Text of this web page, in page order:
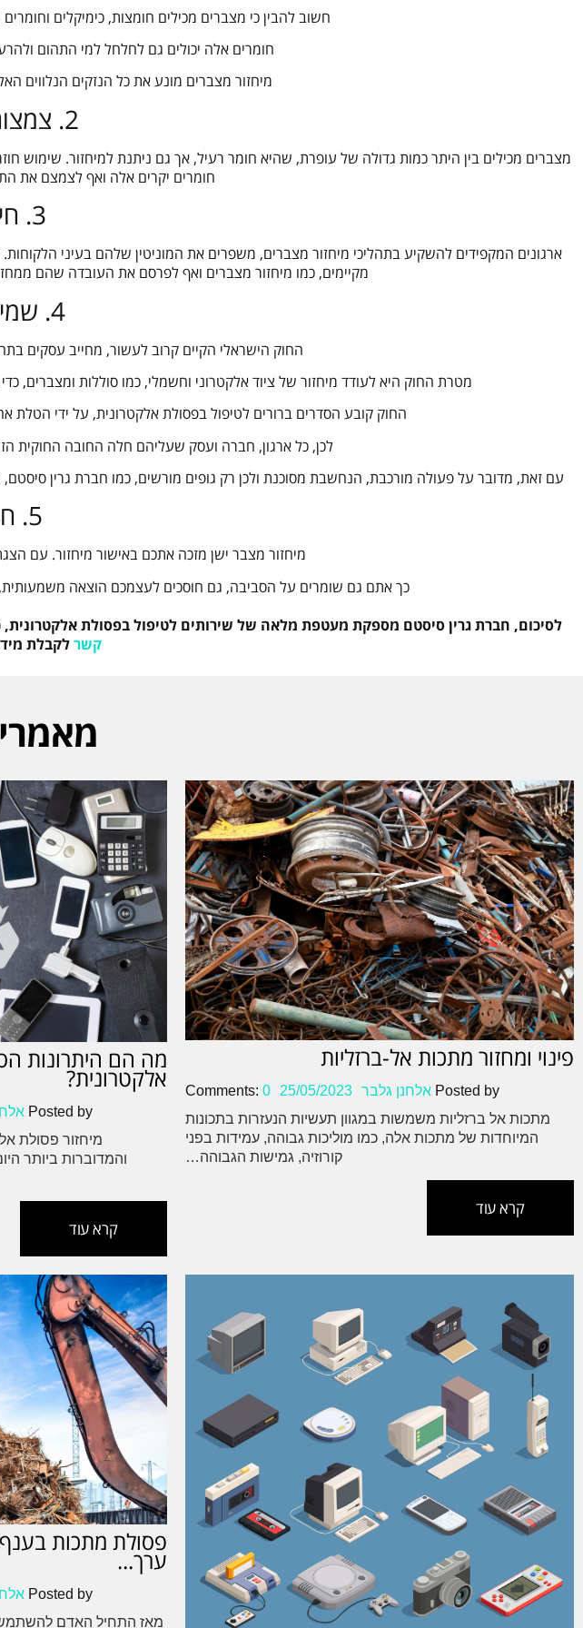
חשוב להבין כי מצברים מכילים חומצות, כימיקלים
חומרים אלה יכולים גם לחלחל למי התהום
מיחזור מצברים מונע את כל הנזקים הנלווים
2. צמצום ייצור וצריכה
מצברים מכילים בין היתר כמות גדולה של עופרת, שהיא חומר רעיל, אך גם ניתנת למיחזור. שימוש
חומרים יקרים אלה ואף לצמצם את
3. חיזוק מוניטין
ארגונים המקפידים להשקיע בתהליכי מיחזור מצברים, משפרים את המוניטין שלהם בעיני
מקיימים, כמו מיחזור מצברים ואף לפרסם את העובדה שהם
4. שמירה על החוק
החוק הישראלי הקיים קרוב לעשור, מחייב עסקים
מטרת החוק היא לעודד מיחזור של ציוד אלקטרוני וחשמלי, כמו סוללות
החוק קובע הסדרים ברורים לטיפול בפסולת אלקטרונית, על ידי הטלת
לכן, כל ארגון, חברה ועסק שעליהם חלה החובה החוקית
עם זאת, מדובר על פעולה מורכבת, הנחשבת מסוכנת ולכן רק גופים מורשים, כמו חברת גרין
5. חיסכון כספי
מיחזור מצבר ישן מזכה אתכם באישור מיחזור. עם
כך אתם גם שומרים על הסביבה, גם חוסכים לעצמכם הוצאה משמעותית,
לסיכום, חברת גרין סיסטם מספקת מעטפת מלאה של שירותים לטיפול בפסולת
קשרלקבלת
פינוי ומחזור מתכות אל-ברזליות
Posted by אלחנן גלבר 25/05/2023
Comments: 0
מתכות אל ברזליות משמשות במגוון תעשיות הנעזרות בתכונות
המיוחדות של מתכות אלה, כמו מוליכות גבוהה, עמידות בפני
קורוזיה, גמישות הגבוהה…
קרא עוד
מה הם היתרונות
אלקטרונית?
Posted by
מיחזור פסולת
והמדוברות ביותר
קרא עוד
פסולת מתכות
ערך...
Posted by
מאז התחיל האדם